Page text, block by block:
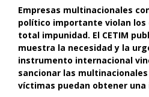
Empresas multinacionales
político importante violan los
total impunidad. El CETIM
muestra la necesidad y la
instrumento internacional
sancionar las
víctimas puedan obtener una